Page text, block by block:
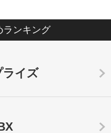
ランキング
イズ